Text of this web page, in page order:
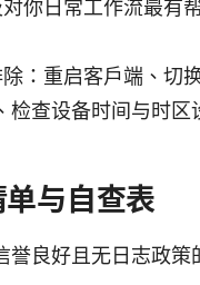
对你日常工作流最有
：重启客户端、切
检查设备时间与时区
与自查表
誉良好且无日志政策